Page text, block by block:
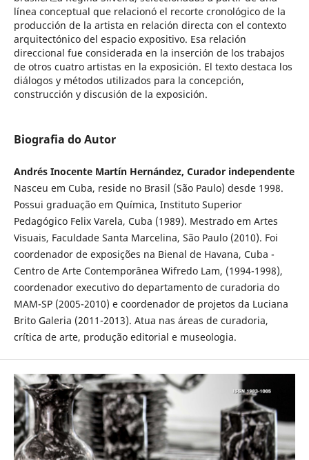
línea conceptual que relacionó el recorte cronológico de la
producción de la artista en relación directa con el contexto
arquitectónico del espacio expositivo. Esa relación
direccional fue considerada en la inserción de los trabajos
de otros cuatro artistas en la exposición. El texto destaca los
diálogos y métodos utilizados para la concepción,
construcción y discusión de la exposición.
Biografia do Autor
Andrés Inocente Martín Hernández, Curador independente
Nasceu em Cuba, reside no Brasil (São Paulo) desde 1998.
Possui graduação em Química, Instituto Superior
Pedagógico Felix Varela, Cuba (1989). Mestrado em Artes
Visuais, Faculdade Santa Marcelina, São Paulo (2010). Foi
coordenador de exposições na Bienal de Havana, Cuba -
Centro de Arte Contemporânea Wifredo Lam, (1994-1998),
coordenador executivo do departamento de curadoria do
MAM-SP (2005-2010) e coordenador de projetos da Luciana
Brito Galeria (2011-2013). Atua nas áreas de curadoria,
crítica de arte, produção editorial e museologia.